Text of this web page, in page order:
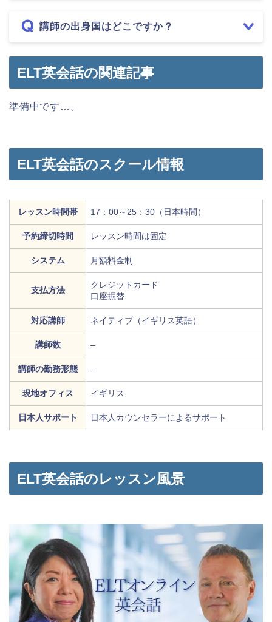
講師の出身国はどこですか？
ELT英会話の関連記事
準備中です…。
ELT英会話のスクール情報
レッスン時間帯 17：00～25：30（日本時間）
予約締切時間 レッスン時間は固定
システム 月額料金制
支払方法
クレジットカード
口座振替
対応講師 ネイティブ（イギリス英語）
講師数 –
講師の勤務形態 –
現地オフィス イギリス
日本人サポート 日本人カウンセラーによるサポート
ELT英会話のレッスン風景